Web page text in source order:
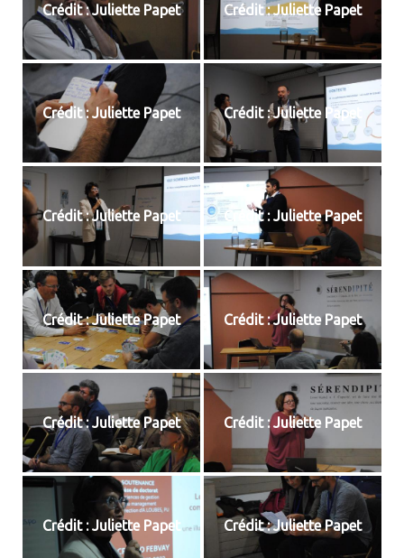
Crédit : Juliette Papet Crédit : Juliette Papet
Crédit : Juliette Papet Crédit : Juliette Papet
Crédit : Juliette Papet Crédit : Juliette Papet
Crédit : Juliette Papet Crédit : Juliette Papet
Crédit : Juliette Papet Crédit : Juliette Papet
Crédit : Juliette Papet Crédit : Juliette Papet